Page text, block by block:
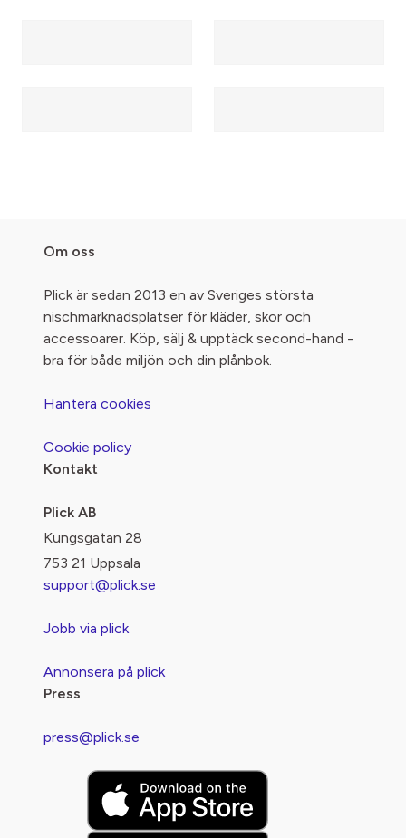
Om oss
Plick är sedan 2013 en av Sveriges största
nischmarknadsplatser för kläder, skor och
accessoarer. Köp, sälj & upptäck second-hand -
bra för både miljön och din plånbok.
Hantera cookies
Cookie policy
Kontakt
Plick AB
Kungsgatan 28
753 21 Uppsala
support@plick.se
Jobb via plick
Annonsera på plick
Press
press@plick.se